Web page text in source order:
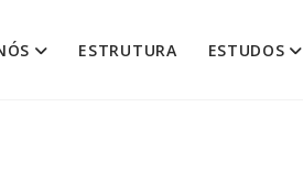
ESTRUTURA ESTUDOS